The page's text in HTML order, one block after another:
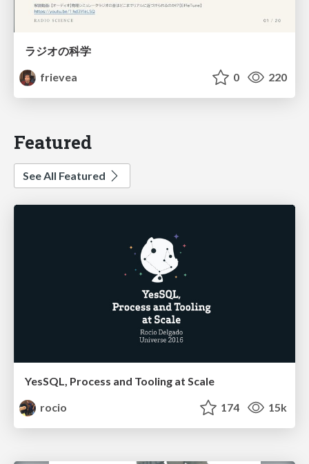
ラジオの科学
frievea
0 220
Featured
See All Featured
YesSQL, Process and Tooling at Scale
rocio
174 15k